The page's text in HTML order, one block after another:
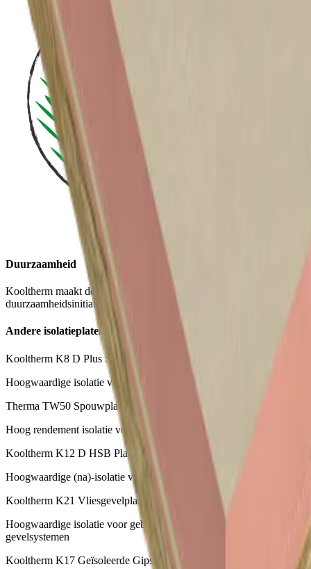
Duurzaamheid
Kooltherm maakt deel uit van ons Planet Passionate
duurzaamheidsinitiatief.
Andere isolatieplaten
Kooltherm K8 D Plus Spouwplaat
Hoogwaardige isolatie voor (oneffen) spouwmuren
Therma TW50 Spouwplaat
Hoog rendement isolatie voor spouwmuren
Kooltherm K12 D HSB Plaat
Hoogwaardige (na)-isolatie voor diverse toepassingen
Kooltherm K21 Vliesgevelplaat
Hoogwaardige isolatie voor gebruik achter regenwerende
gevelsystemen
Kooltherm K17 Geïsoleerde Gipsplaat